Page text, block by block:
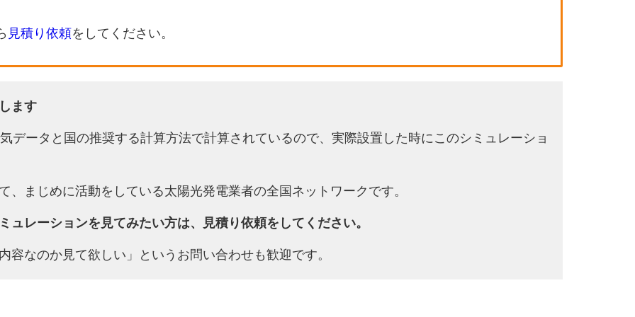
見積り依頼をしてください。
ます
データと国の推奨する計算方法で計算されているので、実際設置した時にこのシミュレーショ
、まじめに活動をしている太陽光発電業者の全国ネットワークです。
ュレーションを見てみたい方は、見積り依頼をしてください。
容なのか見て欲しい」というお問い合わせも歓迎です。